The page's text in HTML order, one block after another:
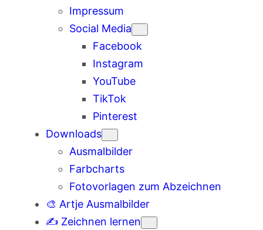
Impressum
Social Media
Facebook
Instagram
YouTube
TikTok
Pinterest
Downloads
Ausmalbilder
Farbcharts
Fotovorlagen zum Abzeichnen
🎨 Artje Ausmalbilder
✍️ Zeichnen lernen